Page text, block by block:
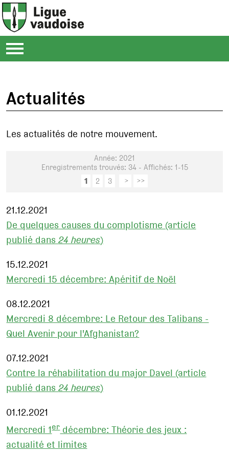
Actualités
Les actualités de notre mouvement.
Année: 2021
Enregistrements trouvés: 34 - Affichés: 1-15
1
2 3 > >>
21.12.2021
De quelques causes du complotisme (article
publié dans24 heures)
15.12.2021
Mercredi 15 décembre: Apéritif de Noël
08.12.2021
Mercredi 8 décembre: Le Retour des Talibans -
Quel Avenir pour l'Afghanistan?
07.12.2021
Contre la réhabilitation du major Davel (article
publié dans24 heures)
01.12.2021
Mercredi 1erdécembre: Théorie des jeux :
actualité et limites